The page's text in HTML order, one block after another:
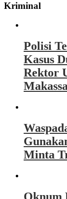
Kriminal
Polisi
Kasus
Rektor
Minta
Oknum